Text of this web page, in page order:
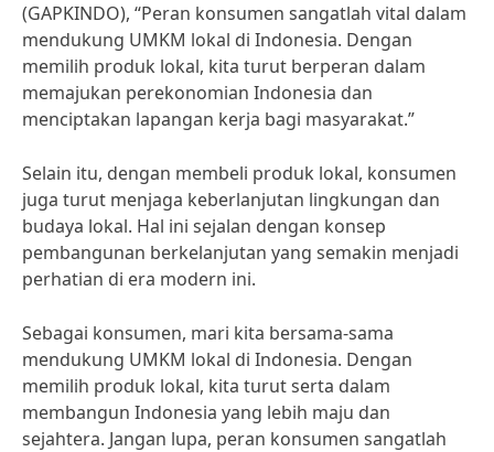
(GAPKINDO), “Peran konsumen sangatlah vital dalam
mendukung UMKM lokal di Indonesia. Dengan
memilih produk lokal, kita turut berperan dalam
memajukan perekonomian Indonesia dan
menciptakan lapangan kerja bagi masyarakat.”
Selain itu, dengan membeli produk lokal, konsumen
juga turut menjaga keberlanjutan lingkungan dan
budaya lokal. Hal ini sejalan dengan konsep
pembangunan berkelanjutan yang semakin menjadi
perhatian di era modern ini.
Sebagai konsumen, mari kita bersama-sama
mendukung UMKM lokal di Indonesia. Dengan
memilih produk lokal, kita turut serta dalam
membangun Indonesia yang lebih maju dan
sejahtera. Jangan lupa, peran konsumen sangatlah